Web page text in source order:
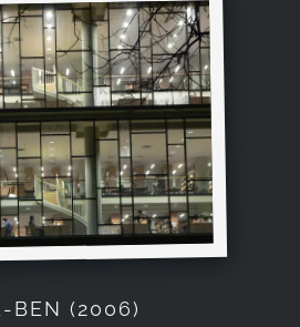
BEN (2006)